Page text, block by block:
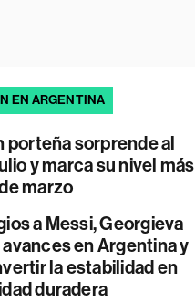
EN ARGENTINA
porteña sorprende al
y marca su nivel más
marzo
a Messi, Georgieva
en Argentina y
la estabilidad en
duradera